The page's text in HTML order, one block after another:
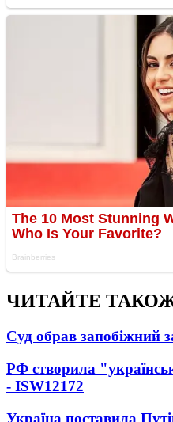
ЧИТАЙТЕ
Суд обрав запобіжний
РФ створила
- ISW12172
Україна поставила